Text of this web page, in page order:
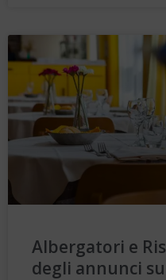
Albergatori e
degli annunci